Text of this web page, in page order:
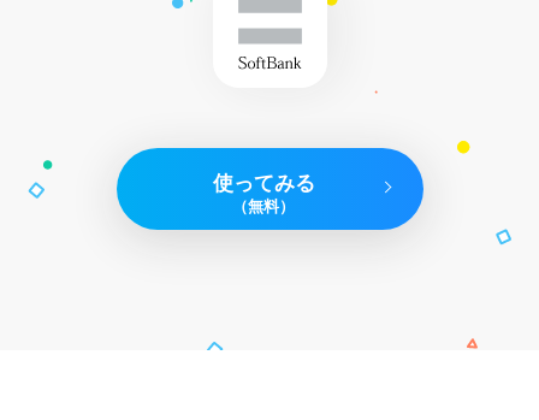
使ってみる
（無料）